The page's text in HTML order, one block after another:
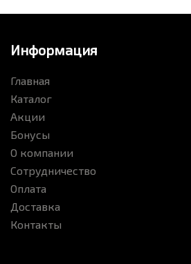
Информация
Главная
Каталог
Акции
Бонусы
О компании
Сотрудничество
Оплата
Доставка
Контакты